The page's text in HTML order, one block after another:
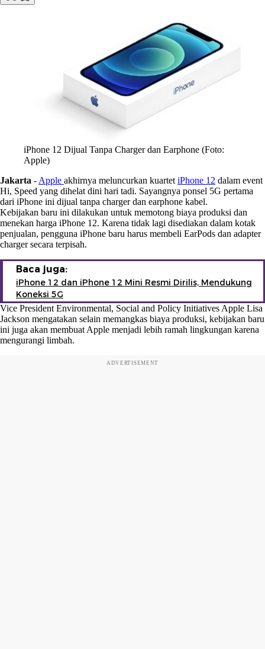
iPhone 12 Dijual Tanpa Charger dan Earphone (Foto:
Apple)
Jakarta - Apple akhirnya meluncurkan kuartet iPhone 12 dalam event
Hi, Speed yang dihelat dini hari tadi. Sayangnya ponsel 5G pertama
dari iPhone ini dijual tanpa charger dan earphone kabel.
Kebijakan baru ini dilakukan untuk memotong biaya produksi dan
menekan harga iPhone 12. Karena tidak lagi disediakan dalam kotak
penjualan, pengguna iPhone baru harus membeli EarPods dan adapter
charger secara terpisah.
Baca juga:
iPhone 12 dan iPhone 12 Mini Resmi Dirilis, Mendukung
Koneksi 5G
Vice President Environmental, Social and Policy Initiatives Apple Lisa
Jackson mengatakan selain memangkas biaya produksi, kebijakan baru
ini juga akan membuat Apple menjadi lebih ramah lingkungan karena
mengurangi limbah.
ADVERTISEMENT